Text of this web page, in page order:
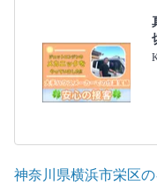
神奈川県横浜市栄区